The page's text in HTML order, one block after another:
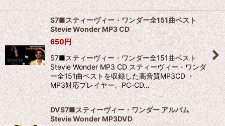
S7■スティーヴィー・ワンダー全151曲ベスト
Stevie Wonder MP3 CD
650円
S7■スティーヴィー・ワンダー全151曲ベスト
Stevie Wonder MP3 CD スティーヴィー・ワンダ
ー全151曲ベストを収録した高音質MP3CD ・
MP3対応プレイヤー、PC-CD…
DVS7■スティーヴィー・ワンダー アルバム
Stevie Wonder MP3DVD